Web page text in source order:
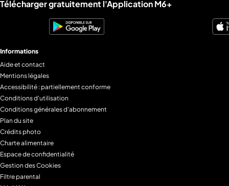
Liens utiles M6+.
Télécharger gratuitement l'Application M6+
Informations
Aide et contact
Mentions légales
Accessibilité : partiellement conforme
Conditions d'utilisation
Conditions générales d'abonnement
Plan du site
Crédits photo
Charte alimentaire
Espace de confidentialité
Gestion des Cookies
Filtre parental